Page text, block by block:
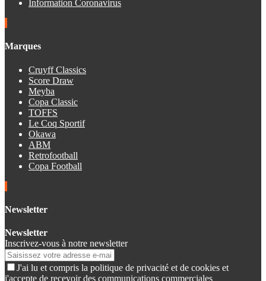
Information Coronavirus
Marques
Cruyff Classics
Score Draw
Meyba
Copa Classic
TOFFS
Le Coq Sportif
Okawa
ABM
Retrofootball
Copa Football
Newsletter
Newsletter
Inscrivez-vous à notre newsletter
J'ai lu et compris la politique de privacité et de cookies et
j'accepte de recevoir des communications commerciales